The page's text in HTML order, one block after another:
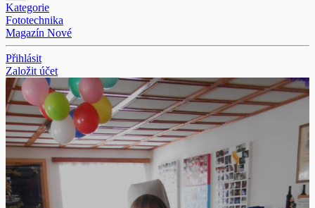
Kategorie
Fototechnika
Magazín Nové
Přihlásit
Založit účet